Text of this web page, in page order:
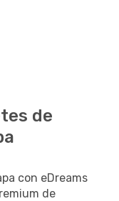
de
con eDreams
de